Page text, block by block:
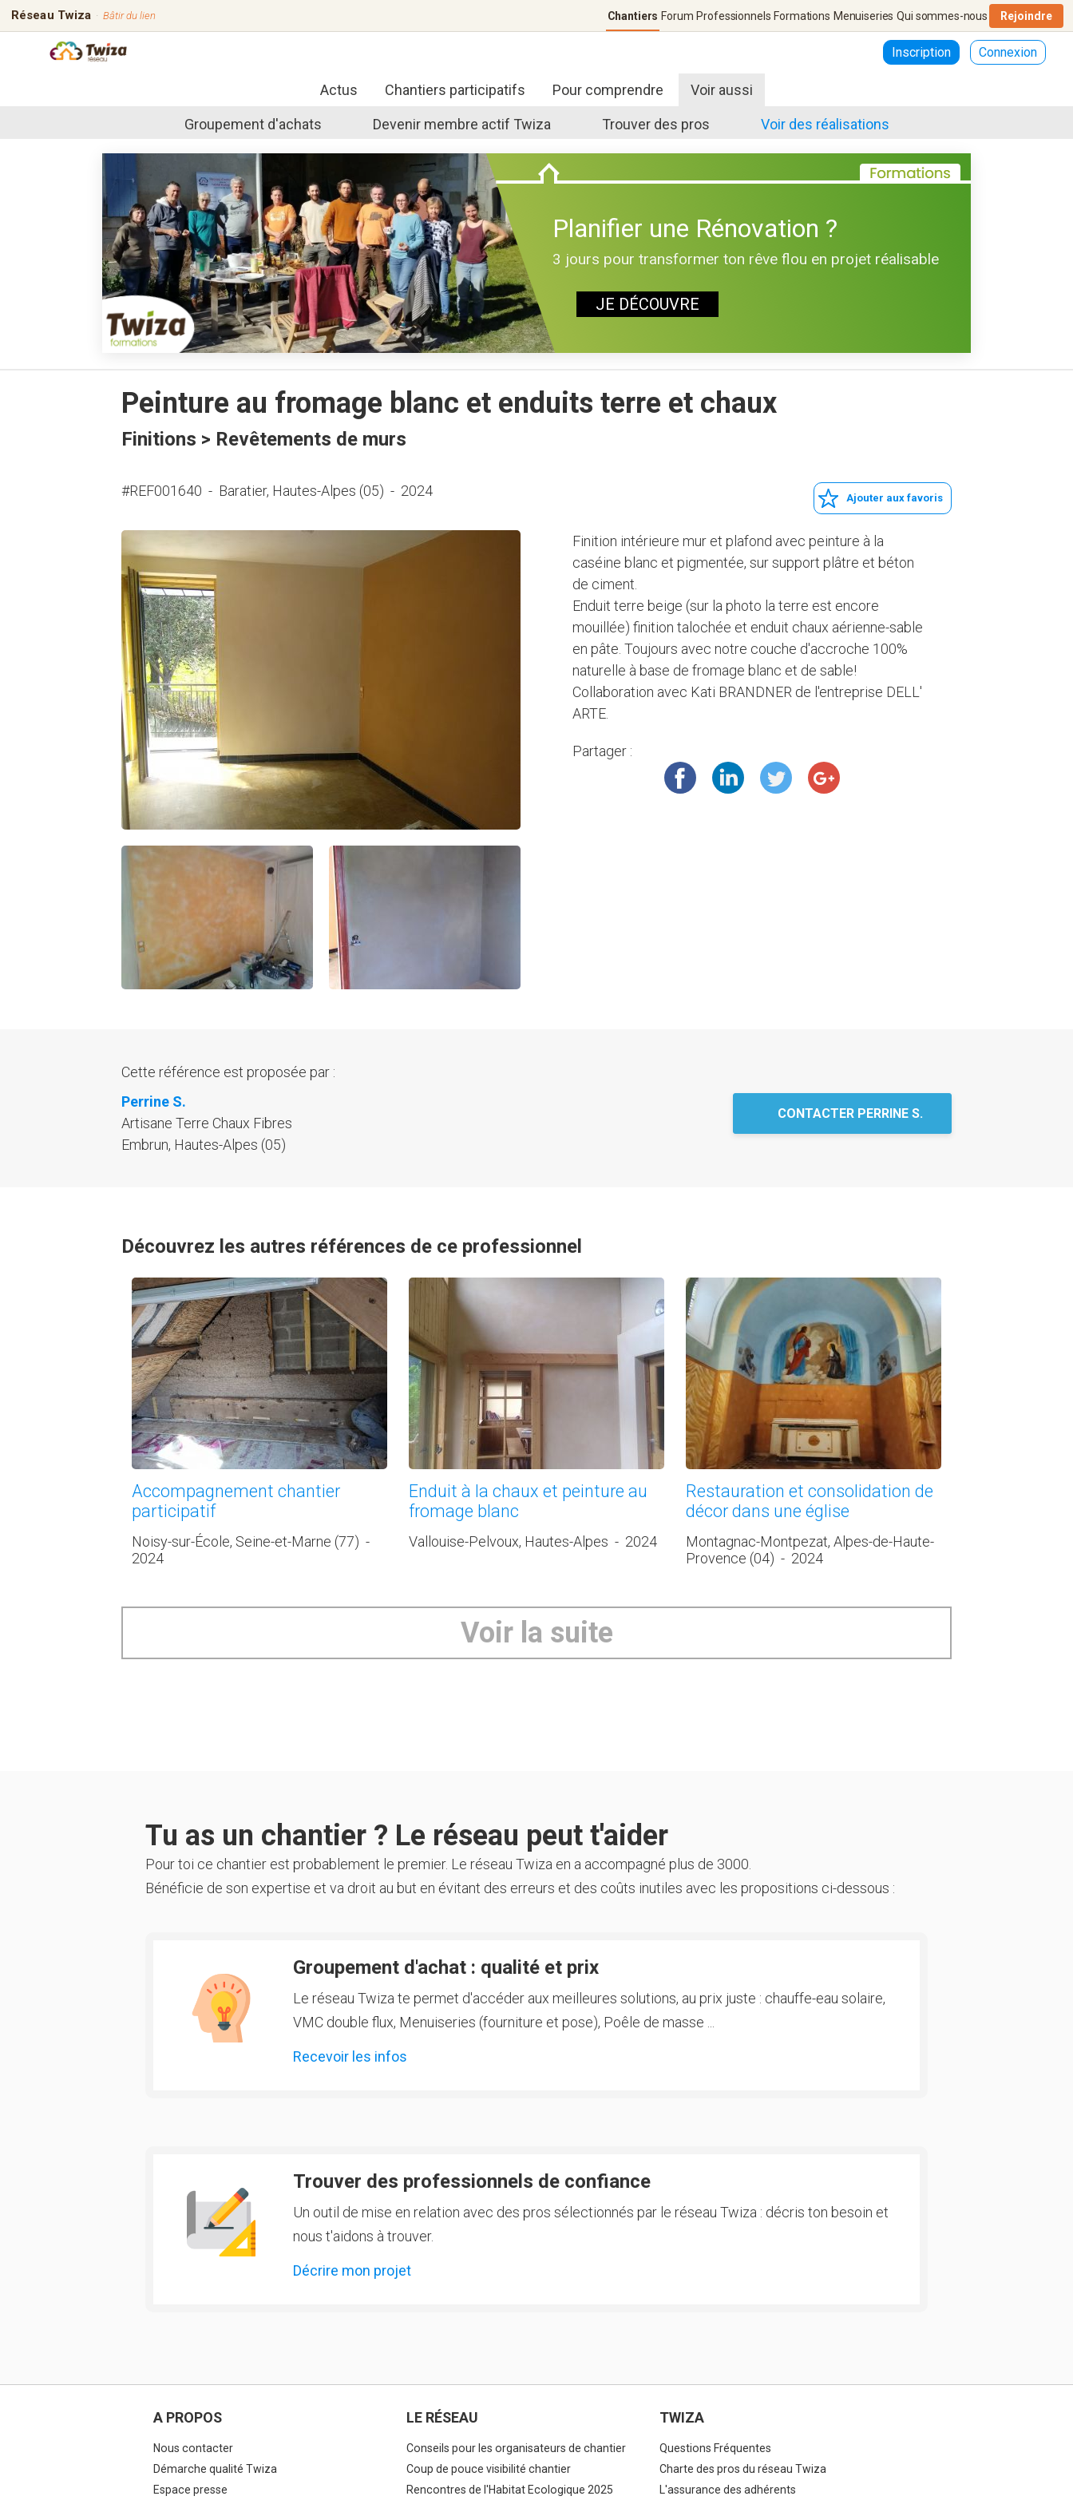
Réseau Twiza · Bâtir du lien Chantiers Forum Professionnels Formations Menuiseries Qui sommes-nous Rejoindre
Inscription Connexion
Actus Chantiers participatifs Pour comprendre Voir aussi
Groupement d'achats Devenir membre actif Twiza Trouver des pros Voir des réalisations
Planifier une Rénovation ?
3 jours pour transformer ton rêve flou en projet réalisable
JE DÉCOUVRE
Peinture au fromage blanc et enduits terre et chaux
Finitions > Revêtements de murs
#REF001640 - Baratier, Hautes-Alpes (05) - 2024 Ajouter aux favoris
Finition intérieure mur et plafond avec peinture à la
caséine blanc et pigmentée, sur support plâtre et béton
de ciment.
Enduit terre beige (sur la photo la terre est encore
mouillée) finition talochée et enduit chaux aérienne-sable
en pâte. Toujours avec notre couche d'accroche 100%
naturelle à base de fromage blanc et de sable!
Collaboration avec Kati BRANDNER de l'entreprise DELL'
ARTE.
Partager :
Cette référence est proposée par :
Perrine S.
Artisane Terre Chaux Fibres
Embrun, Hautes-Alpes (05)
CONTACTER PERRINE S.
Découvrez les autres références de ce professionnel
Accompagnement chantier
participatif
Noisy-sur-École, Seine-et-Marne (77) -
2024
Enduit à la chaux et peinture au
fromage blanc
Vallouise-Pelvoux, Hautes-Alpes - 2024
Restauration et consolidation de
décor dans une église
Montagnac-Montpezat, Alpes-de-Haute-
Provence (04) - 2024
Voir la suite
Tu as un chantier ? Le réseau peut t'aider
Pour toi ce chantier est probablement le premier. Le réseau Twiza en a accompagné plus de 3000.
Bénéficie de son expertise et va droit au but en évitant des erreurs et des coûts inutiles avec les propositions ci-dessous :
Groupement d'achat : qualité et prix
Le réseau Twiza te permet d'accéder aux meilleures solutions, au prix juste : chauffe-eau solaire,
VMC double flux, Menuiseries (fourniture et pose), Poêle de masse ...
Recevoir les infos
Trouver des professionnels de confiance
Un outil de mise en relation avec des pros sélectionnés par le réseau Twiza : décris ton besoin et
nous t'aidons à trouver.
Décrire mon projet
A PROPOS
Nous contacter
Démarche qualité Twiza
Espace presse
LE RÉSEAU
Conseils pour les organisateurs de chantier
Coup de pouce visibilité chantier
Rencontres de l'Habitat Ecologique 2025
TWIZA
Questions Fréquentes
Charte des pros du réseau Twiza
L'assurance des adhérents